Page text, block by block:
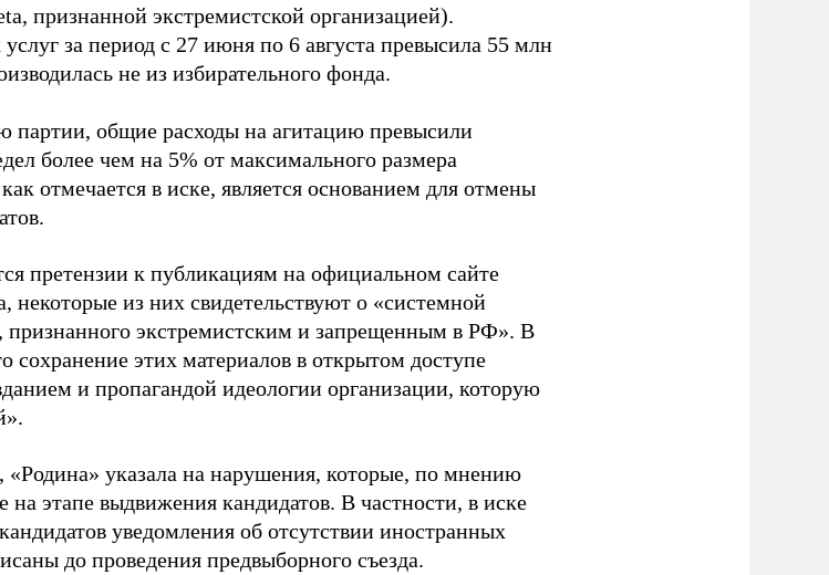
признанной экстремистской организацией).
за период с 27 июня по 6 августа превысила 55 млн
не из избирательного фонда.
партии, общие расходы на агитацию превысили
более чем на 5% от максимального размера
отмечается в иске, является основанием для отмены
претензии к публикациям на официальном сайте
из них свидетельствуют о «системной
экстремистским и запрещенным в РФ». В
сохранение этих материалов в открытом доступе
и пропагандой идеологии организации, которую
указала на нарушения, которые, по мнению
этапе выдвижения кандидатов. В частности, в иске
уведомления об отсутствии иностранных
до проведения предвыборного съезда.